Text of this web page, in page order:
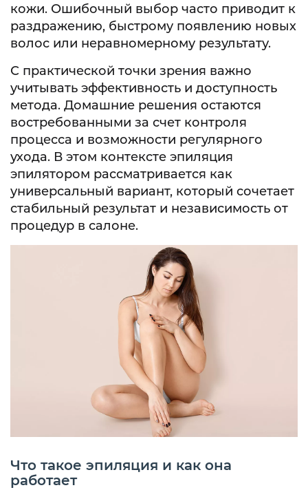
кожи. Ошибочный выбор часто приводит к
раздражению, быстрому появлению новых
волос или неравномерному результату.
С практической точки зрения важно
учитывать эффективность и доступность
метода. Домашние решения остаются
востребованными за счет контроля
процесса и возможности регулярного
ухода. В этом контексте эпиляция
эпилятором рассматривается как
универсальный вариант, который сочетает
стабильный результат и независимость от
процедур в салоне.
Что такое эпиляция и как она
работает